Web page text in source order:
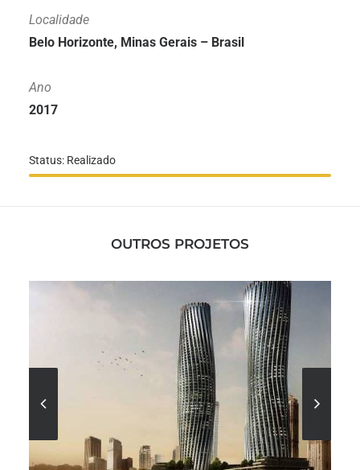
Localidade
Belo Horizonte, Minas Gerais – Brasil
Ano
2017
Status: Realizado
OUTROS PROJETOS